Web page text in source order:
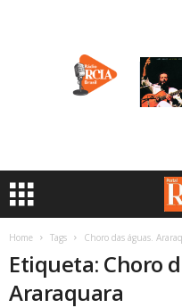
Home Tags Choro das águas.
Etiqueta: Choro
Araraquara